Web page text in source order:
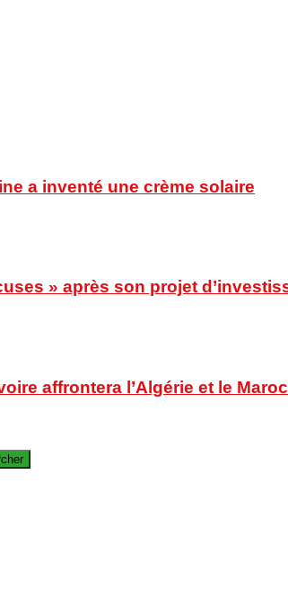
a inventé une crème solaire
» après son projet
affrontera l’Algérie et le